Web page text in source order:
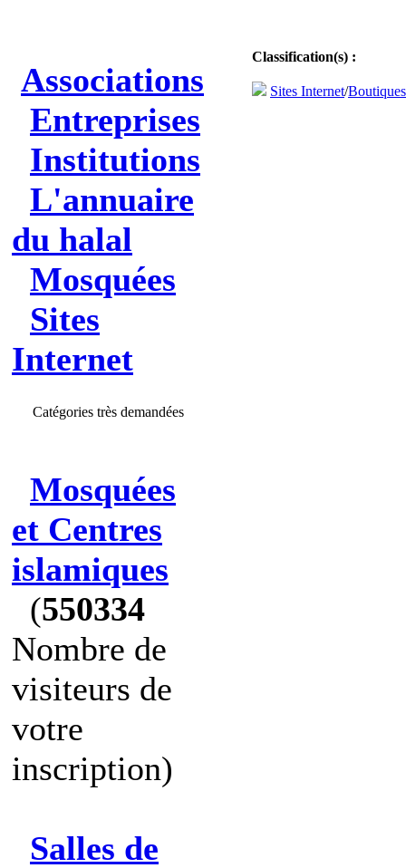
Associations
Entreprises
Institutions
L'annuaire
du halal
Mosquées
Sites
Internet
Catégories très demandées
Mosquées
et Centres
islamiques
(550334
Nombre de
visiteurs de
votre
inscription)
Salles de
Classification(s) :
Sites Internet/